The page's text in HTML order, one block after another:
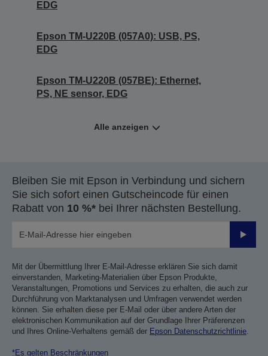
EDG
Epson TM-U220B (057A0): USB, PS,
EDG
Epson TM-U220B (057BE): Ethernet,
PS, NE sensor, EDG
Alle anzeigen
Bleiben Sie mit Epson in Verbindung und sichern
Sie sich sofort einen Gutscheincode für einen
Rabatt von 10 %* bei Ihrer nächsten Bestellung.
Mit der Übermittlung Ihrer E-Mail-Adresse erklären Sie sich damit
einverstanden, Marketing-Materialien über Epson Produkte,
Veranstaltungen, Promotions und Services zu erhalten, die auch zur
Durchführung von Marktanalysen und Umfragen verwendet werden
können. Sie erhalten diese per E-Mail oder über andere Arten der
elektronischen Kommunikation auf der Grundlage Ihrer Präferenzen
und Ihres Online-Verhaltens gemäß der Epson Datenschutzrichtlinie.
*Es gelten Beschränkungen